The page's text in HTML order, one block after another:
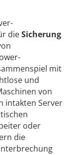
dieSicherung
mit
und
von
intakten Server
oder
die